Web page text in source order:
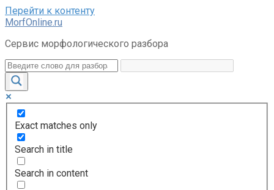
Перейти к контенту
MorfOnline.ru
Сервис морфологического разбора
Exact matches only
Search in title
Search in content